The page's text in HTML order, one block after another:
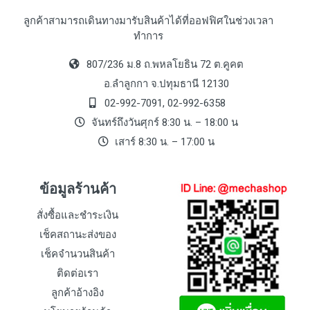
ลูกค้าสามารถเดินทางมารับสินค้าได้ที่ออฟฟิศในช่วงเวลา
ทำการ
807/236 ม.8 ถ.พหลโยธิน 72 ต.คูคต
อ.ลำลูกกา จ.ปทุมธานี 12130
02-992-7091, 02-992-6358
จันทร์ถึงวันศุกร์ 8:30 น. – 18:00 น
เสาร์ 8:30 น. – 17:00 น
ข้อมูลร้านค้า
สั่งซื้อและชำระเงิน
เช็คสถานะส่งของ
เช็คจำนวนสินค้า
ติดต่อเรา
ลูกค้าอ้างอิง